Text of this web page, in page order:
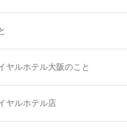
ヤルホテル大阪のこと
ヤルホテル店